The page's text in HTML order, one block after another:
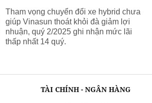
Tham vọng chuyển đổi xe hybrid chưa
giúp Vinasun thoát khỏi đà giảm lợi
nhuận, quý 2/2025 ghi nhận mức lãi
thấp nhất 14 quý.
TÀI CHÍNH - NGÂN HÀNG